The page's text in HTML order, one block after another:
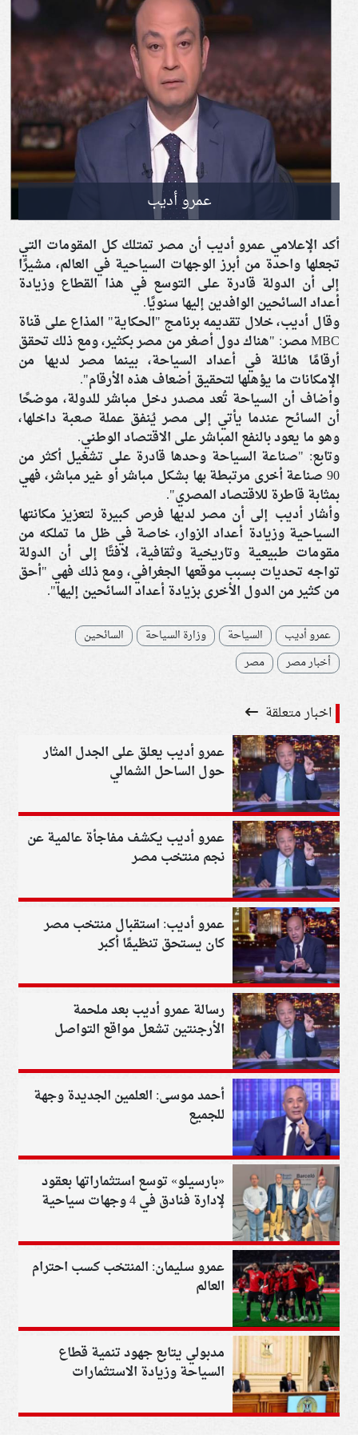
عمرو أديب
أكد الإعلامي عمرو أديب أن مصر تمتلك كل المقومات التي
تجعلها واحدة من أبرز الوجهات السياحية في العالم، مشيرًا
إلى أن الدولة قادرة على التوسع في هذا القطاع وزيادة
أعداد السائحين الوافدين إليها سنويًا.
وقال أديب، خلال تقديمه برنامج "الحكاية" المذاع على قناة
MBC مصر: "هناك دول أصغر من مصر بكثير، ومع ذلك تحقق
أرقامًا هائلة في أعداد السياحة، بينما مصر لديها من
الإمكانات ما يؤهلها لتحقيق أضعاف هذه الأرقام".
وأضاف أن السياحة تُعد مصدر دخل مباشر للدولة، موضحًا
أن السائح عندما يأتي إلى مصر يُنفق عملة صعبة داخلها،
وهو ما يعود بالنفع المباشر على الاقتصاد الوطني.
وتابع: "صناعة السياحة وحدها قادرة على تشغيل أكثر من
90 صناعة أخرى مرتبطة بها بشكل مباشر أو غير مباشر، فهي
بمثابة قاطرة للاقتصاد المصري".
وأشار أديب إلى أن مصر لديها فرص كبيرة لتعزيز مكانتها
السياحية وزيادة أعداد الزوار، خاصة في ظل ما تملكه من
مقومات طبيعية وتاريخية وثقافية، لافتًا إلى أن الدولة
تواجه تحديات بسبب موقعها الجغرافي، ومع ذلك فهي "أحق
من كثير من الدول الأخرى بزيادة أعداد السائحين إليها".
عمرو أديب السياحة وزارة السياحة
السائحين
أخبار مصر
مصر
اخبار متعلقة
عمرو أديب يعلق على الجدل المثار
حول الساحل الشمالي
عمرو أديب يكشف مفاجأة عالمية عن
نجم منتخب مصر
عمرو أديب: استقبال منتخب مصر
كان يستحق تنظيمًا أكبر
رسالة عمرو أديب بعد ملحمة
الأرجنتين تشعل مواقع التواصل
أحمد موسى: العلمين الجديدة وجهة
للجميع
«بارسيلو» توسع استثماراتها بعقود
لإدارة فنادق في 4 وجهات سياحية
عمرو سليمان: المنتخب كسب احترام
العالم
مدبولي يتابع جهود تنمية قطاع
السياحة وزيادة الاستثمارات